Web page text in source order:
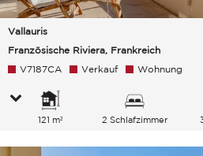
Vallauris
Französische Riviera, Frankreich
V7187CA Verkauf Wohnung
121 m² 2 Schlafzimmer